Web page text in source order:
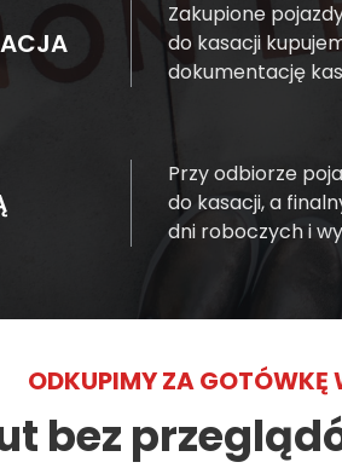
Zakupione
do kasacji
dokumentację
Przy odbiorze
do kasacji, a
dni roboczych i
ODKUPIMY ZA GOTÓWKĘ
bez